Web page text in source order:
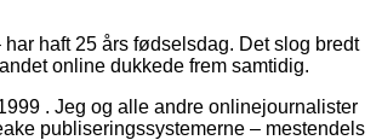
haft 25 års fødselsdag. Det slog bredt
online dukkede frem samtidig.
. Jeg og alle andre onlinejournalister
publiseringssystemerne – mestendels